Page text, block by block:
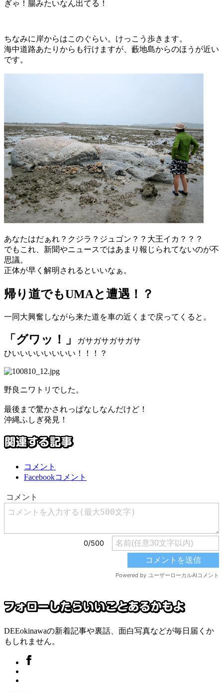
ぎゃ！腸みたいなん出てる！
ちなみに岸からはこのぐらい。けっこう歩きます。
海中道路あたりからも行けますが、藪地島からのほうが近い
です。
あなたはだぁれ？クジラ？ジュゴン？？大王イカ？？？
でもこれ、新聞やニュースではあまり報じられてないのが不
思議。
正体が早く解明されるといいなぁ。
帰り道でもUMAと遭遇！？
一同大興奮しながら来た道を車の近くまで戻ってくると。
「グワッ！」
ガサガサガサガサ
ひいいいいいいいい！！！？
野良ニワトリでした。
最後まで驚かされっぱなしなんだけど！
沖縄ふしぎ発見！
コメント
Facebookコメント
DEEokinawaの新着記事や裏話、面白写真などが毎日届くか
もしれません。